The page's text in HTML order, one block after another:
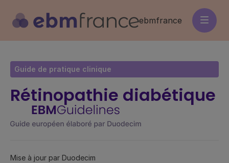
contenu
principal
ebmfrance
Guide de pratique clinique
Rétinopathie diabétique
Mise à jour par Duodecim